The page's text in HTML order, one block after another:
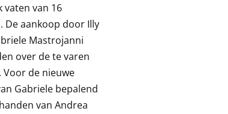
van 16
De aankoop door Illy
Mastrojanni
over de te varen
de nieuwe
Gabriele bepalend
van Andrea